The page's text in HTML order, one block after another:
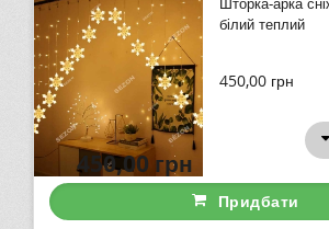
Шторка-арка
білий теплий
450,00 грн
450,00 грн
Придбати